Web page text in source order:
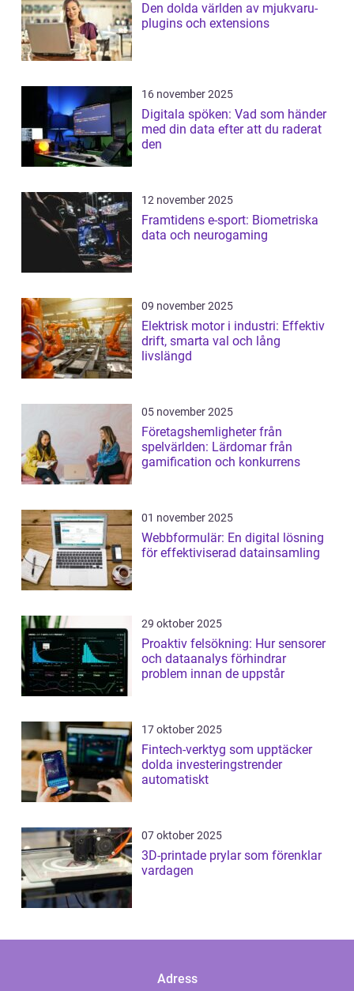
Den dolda världen av mjukvaru-
plugins och extensions
16 november 2025
Digitala spöken: Vad som händer
med din data efter att du raderat
den
12 november 2025
Framtidens e-sport: Biometriska
data och neurogaming
09 november 2025
Elektrisk motor i industri: Effektiv
drift, smarta val och lång
livslängd
05 november 2025
Företagshemligheter från
spelvärlden: Lärdomar från
gamification och konkurrens
01 november 2025
Webbformulär: En digital lösning
för effektiviserad datainsamling
29 oktober 2025
Proaktiv felsökning: Hur sensorer
och dataanalys förhindrar
problem innan de uppstår
17 oktober 2025
Fintech-verktyg som upptäcker
dolda investeringstrender
automatiskt
07 oktober 2025
3D-printade prylar som förenklar
vardagen
Adress